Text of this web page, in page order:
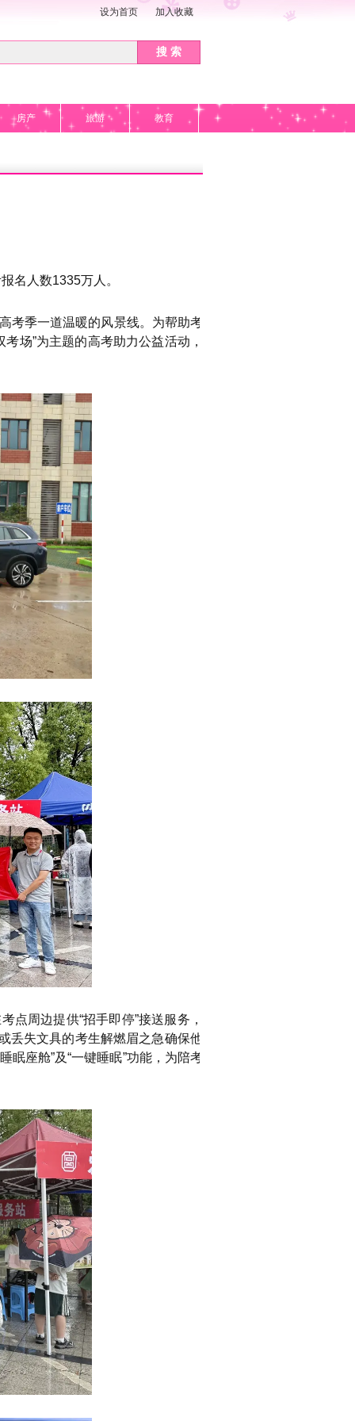
设为首页 加入收藏
搜 索
房产 旅游 教育
名人数1335万人。
季一道温暖的风景线。为帮助考生
场”为主题的高考助力公益活动，为
周边提供“招手即停”接送服务，确
失文具的考生解燃眉之急确保他们
座舱”及“一键睡眠”功能，为陪考家